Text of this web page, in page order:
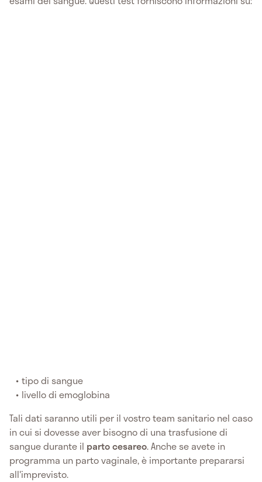
tipo di sangue
livello di emoglobina
Tali dati saranno utili per il vostro team sanitario nel caso
in cui si dovesse aver bisogno di una trasfusione di
sangue durante il parto cesareo. Anche se avete in
programma un parto vaginale, è importante prepararsi
all'imprevisto.